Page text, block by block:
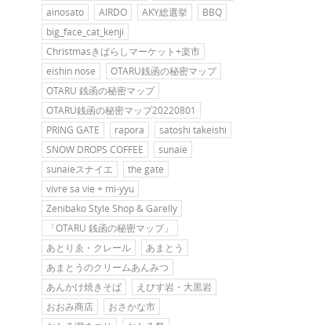
ainosato
AIRDO AKY総選挙
BBQ
big_face_cat_kenji
Christmasきばらしマーケット+楽市
eishin nose
OTARU銭函の秘密マップ
OTARU 銭函の秘密マップ
OTARU銭函の秘密マップ20220801
PRING GATE
rapora
satoshi takeishi
SNOW DROPS COFFEE
sunaie
sunaieスナイエ
the gate
vivre sa vie + mi-yyu
Zenibako Style Shop & Garelly
「OTARU 銭函の秘密マップ」
あとりゑ・クレール
あまとう
あまとうのクリームあんみつ
あんかけ焼きそば
えびす岩・大黒岩
おおみ商店
おさかな市